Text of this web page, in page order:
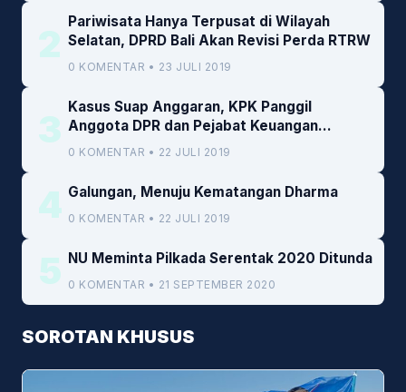
2
Pariwisata Hanya Terpusat di Wilayah
Selatan, DPRD Bali Akan Revisi Perda RTRW
0 KOMENTAR • 23 JULI 2019
3
Kasus Suap Anggaran, KPK Panggil
Anggota DPR dan Pejabat Keuangan
Kemenkeu
0 KOMENTAR • 22 JULI 2019
4 Galungan, Menuju Kematangan Dharma
0 KOMENTAR • 22 JULI 2019
5 NU Meminta Pilkada Serentak 2020 Ditunda
0 KOMENTAR • 21 SEPTEMBER 2020
SOROTAN KHUSUS